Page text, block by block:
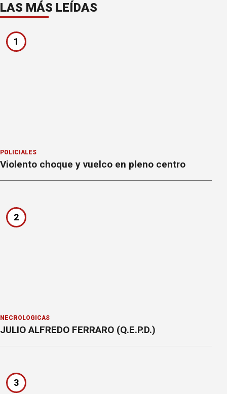
LAS MÁS LEÍDAS
1
POLICIALES
Violento choque y vuelco en pleno centro
2
NECROLÓGICAS
JULIO ALFREDO FERRARO (Q.E.P.D.)
3